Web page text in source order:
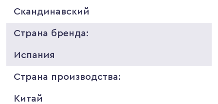
Скандинавский
Страна бренда:
Испания
Страна производства:
Китай